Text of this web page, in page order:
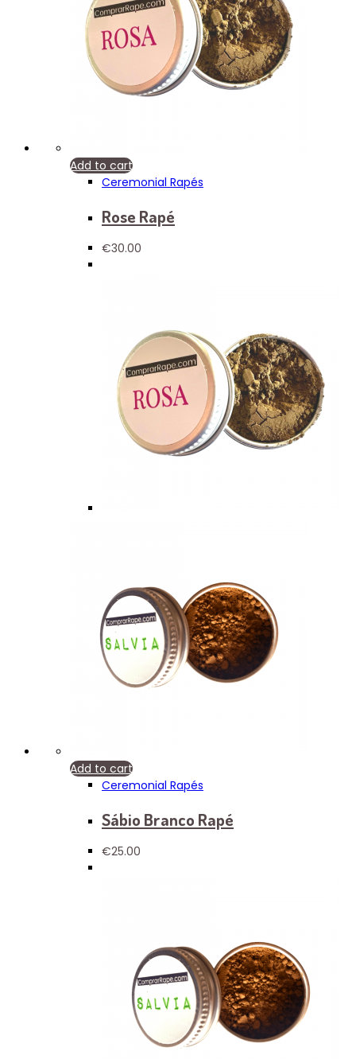
Add to cart
Ceremonial Rapés
Rose Rapé
€30.00
Add to cart
Ceremonial Rapés
Sábio Branco Rapé
€25.00